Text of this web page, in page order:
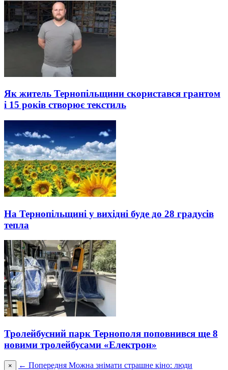
Як житель Тернопільщини скористався грантом
і 15 років створює текстиль
На Тернопільщині у вихідні буде до 28 градусів
тепла
Тролейбусний парк Тернополя поповнився ще 8
новими тролейбусами «Електрон»
× ← Попередня Можна знімати страшне кіно: люди